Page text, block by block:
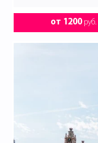
от 1200руб.